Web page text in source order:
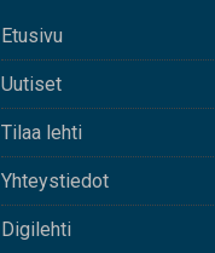
Etusivu
Uutiset
Tilaa lehti
Yhteystiedot
Digilehti